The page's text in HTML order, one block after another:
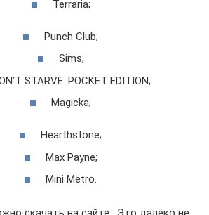
Terraria;
Punch Club;
Sims;
STARVE: POCKET EDITION;
Magicka;
Hearthstone;
Max Payne;
Mini Metro.